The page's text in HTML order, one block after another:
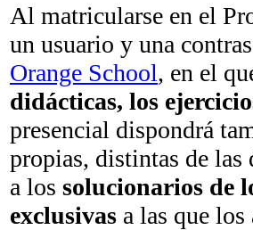
Al matricularse en el
un usuario y una
Orange School, en el
didácticas, los
presencial dispondrá
propias, distintas de las
a los solucionarios de
exclusivas a las que